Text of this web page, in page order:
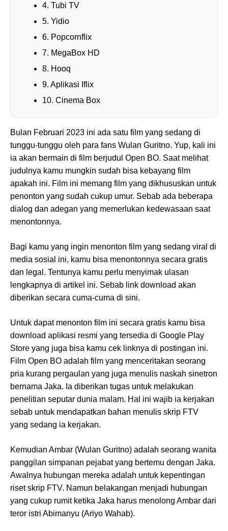
4. Tubi TV
5. Yidio
6. Popcornflix
7. MegaBox HD
8. Hooq
9. Aplikasi Iflix
10. Cinema Box
Bulan Februari 2023 ini ada satu film yang sedang di
tunggu-tunggu oleh para fans Wulan Guritno. Yup, kali ini
ia akan bermain di film berjudul Open BO. Saat melihat
judulnya kamu mungkin sudah bisa kebayang film
apakah ini. Film ini memang film yang dikhususkan untuk
penonton yang sudah cukup umur. Sebab ada beberapa
dialog dan adegan yang memerlukan kedewasaan saat
menontonnya.
Bagi kamu yang ingin menonton film yang sedang viral di
media sosial ini, kamu bisa menontonnya secara gratis
dan legal. Tentunya kamu perlu menyimak ulasan
lengkapnya di artikel ini. Sebab link download akan
diberikan secara cuma-cuma di sini.
Untuk dapat menonton film ini secara gratis kamu bisa
download aplikasi resmi yang tersedia di Google Play
Store yang juga bisa kamu cek linknya di postingan ini.
Film Open BO adalah film yang menceritakan seorang
pria kurang pergaulan yang juga menulis naskah sinetron
bernama Jaka. Ia diberikan tugas untuk melakukan
penelitian seputar dunia malam. Hal ini wajib ia kerjakan
sebab untuk mendapatkan bahan menulis skrip FTV
yang sedang ia kerjakan.
Kemudian Ambar (Wulan Guritno) adalah seorang wanita
panggilan simpanan pejabat yang bertemu dengan Jaka.
Awalnya hubungan mereka adalah untuk kepentingan
riset skrip FTV. Namun belakangan menjadi hubungan
yang cukup rumit ketika Jaka harus menolong Ambar dari
teror istri Abimanyu (Ariyo Wahab).